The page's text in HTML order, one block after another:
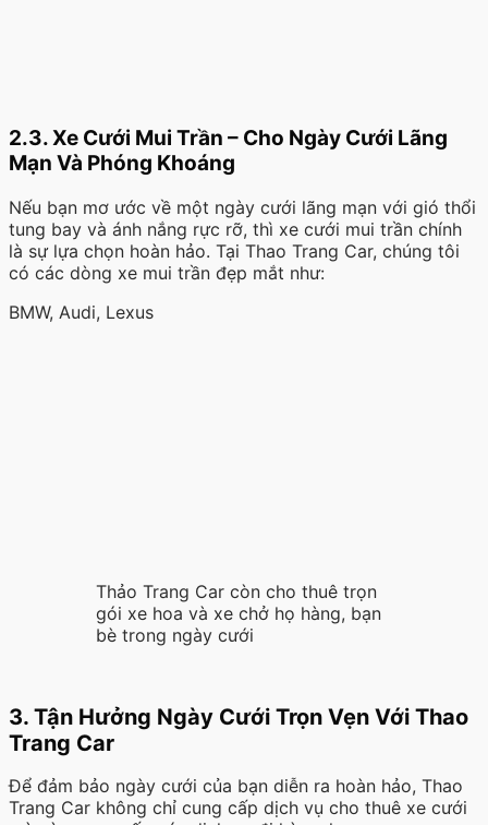
2.3. Xe Cưới Mui Trần – Cho Ngày Cưới Lãng
Mạn Và Phóng Khoáng
Nếu bạn mơ ước về một ngày cưới lãng mạn với gió thổi
tung bay và ánh nắng rực rỡ, thì xe cưới mui trần chính
là sự lựa chọn hoàn hảo. Tại Thao Trang Car, chúng tôi
có các dòng xe mui trần đẹp mắt như:
BMW, Audi, Lexus
Thảo Trang Car còn cho thuê trọn
gói xe hoa và xe chở họ hàng, bạn
bè trong ngày cưới
3. Tận Hưởng Ngày Cưới Trọn Vẹn Với Thao
Trang Car
Để đảm bảo ngày cưới của bạn diễn ra hoàn hảo, Thao
Trang Car không chỉ cung cấp dịch vụ cho thuê xe cưới